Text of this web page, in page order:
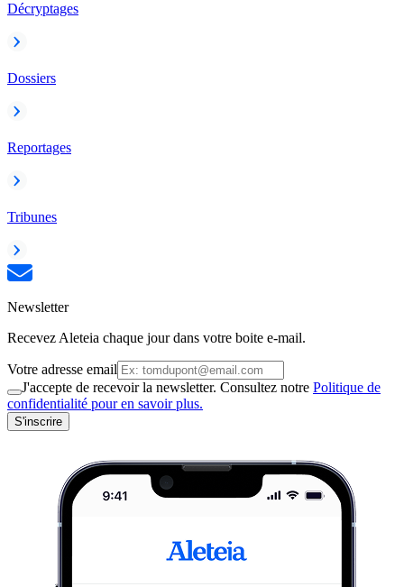
Décryptages
Dossiers
Reportages
Tribunes
Newsletter
Recevez Aleteia chaque jour dans votre boite e-mail.
Votre adresse email
J'accepte de recevoir la newsletter. Consultez notre Politique de
confidentialité pour en savoir plus.
S'inscrire